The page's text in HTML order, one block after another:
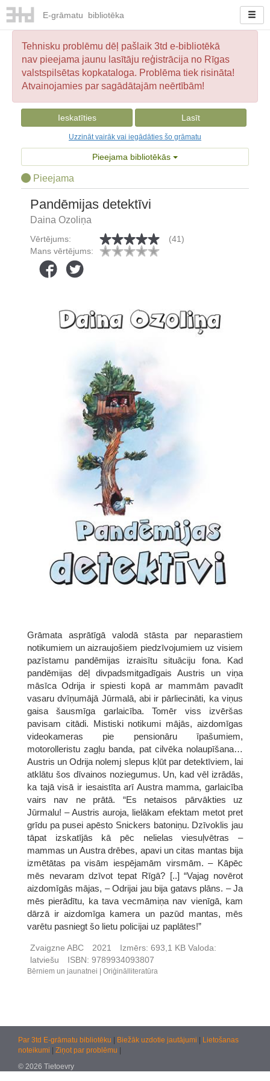
E-grāmatu bibliotēka
Tehnisku problēmu dēļ pašlaik 3td e-bibliotēkā
nav pieejama jaunu lasītāju reģistrācija no Rīgas
valstspilsētas kopkataloga. Problēma tiek risināta!
Atvainojamies par sagādātajām neērtībām!
Ieskatīties Lasīt
Uzzināt vairāk vai iegādāties šo grāmatu
Pieejama bibliotēkās
Pieejama
Pandēmijas detektīvi
Daina Ozoliņa
Vērtējums:
(41)
Mans vērtējums:
Grāmata asprātīgā valodā stāsta par neparastiem
notikumiem un aizraujošiem piedzīvojumiem uz visiem
pazīstamu pandēmijas izraisītu situāciju fona. Kad
pandēmijas dēļ divpadsmitgadīgais Austris un viņa
māsīca Odrija ir spiesti kopā ar mammām pavadīt
vasaru dvīņumājā Jūrmalā, abi ir pārliecināti, ka viņus
gaisa šausmīga garlaicība. Tomēr viss izvēršas
pavisam citādi. Mistiski notikumi mājās, aizdomīgas
videokameras pie pensionāru īpašumiem,
motorolleristu zagļu banda, pat cilvēka nolaupīšana…
Austris un Odrija nolemj slepus kļūt par detektīviem, lai
atklātu šos dīvainos noziegumus. Un, kad vēl izrādās,
ka tajā visā ir iesaistīta arī Austra mamma, garlaicība
vairs nav ne prātā. “Es netaisos pārvākties uz
Jūrmalu! – Austris auroja, lielākam efektam metot pret
grīdu pa pusei apēsto Snickers batoniņu. Dzīvoklis jau
tāpat izskatījās kā pēc nelielas viesuļvētras –
mammas un Austra drēbes, apavi un citas mantas bija
izmētātas pa visām iespējamām virsmām. – Kāpēc
mēs nevaram dzīvot tepat Rīgā? [..] “Vajag novērot
aizdomīgās mājas, – Odrijai jau bija gatavs plāns. – Ja
mēs pierādītu, ka tava vecmāmiņa nav vienīgā, kam
dārzā ir aizdomīga kamera un pazūd mantas, mēs
varētu pasniegt šo lietu policijai uz paplātes!”
Zvaigzne ABC 2021 Izmērs: 693,1 KB Valoda:
latviešu
ISBN: 9789934093807
Bērniem un jaunatnei Oriģinālliteratūra
Par 3td E-grāmatu bibliotēku Biežāk uzdotie jautājumi
Lietošanas
noteikumi
Ziņot par problēmu
© 2026 Tietoevry